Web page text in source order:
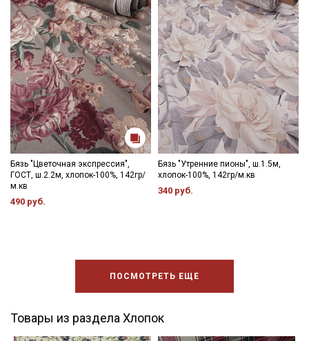
Бязь "Цветочная экспрессия",
ГОСТ, ш.2.2м, хлопок-100%, 142гр/
м.кв
490 руб.
Бязь "Утренние пионы", ш.1.5м,
хлопок-100%, 142гр/м.кв
340 руб.
ПОСМОТРЕТЬ ЕЩЕ
Товары из раздела Хлопок